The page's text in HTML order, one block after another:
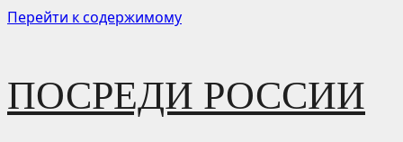
Перейти к содержимому
ПОСРЕДИ РОССИИ